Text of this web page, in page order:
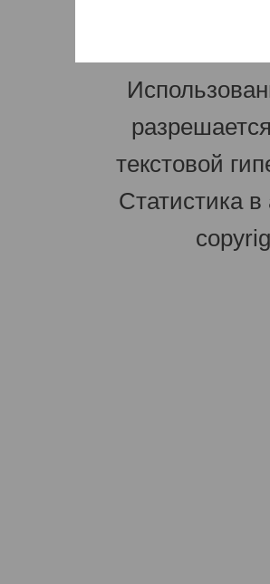
текстовой
Статистика